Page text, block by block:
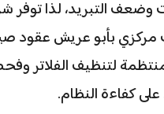
وضعف التبريد، لذا توفر
مركزي بأبو عريش عقود
لتنظيف الفلاتر
كفاءة النظام.